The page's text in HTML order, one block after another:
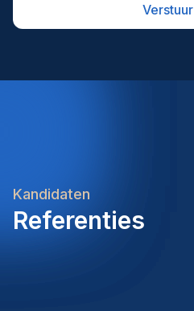
Verstuur
Kandidaten
Referenties